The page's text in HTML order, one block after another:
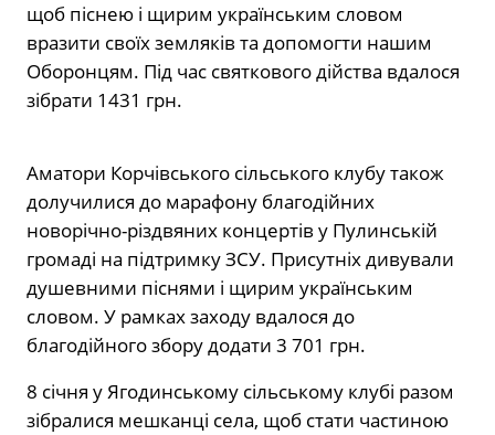
щоб піснею і щирим українським словом
вразити своїх земляків та допомогти нашим
Оборонцям. Під час святкового дійства вдалося
зібрати 1431 грн.
Аматори Корчівського сільського клубу також
долучилися до марафону благодійних
новорічно-різдвяних концертів у Пулинській
громаді на підтримку ЗСУ. Присутніх дивували
душевними піснями і щирим українським
словом. У рамках заходу вдалося до
благодійного збору додати 3 701 грн.
8 січня у Ягодинському сільському клубі разом
зібралися мешканці села, щоб стати частиною